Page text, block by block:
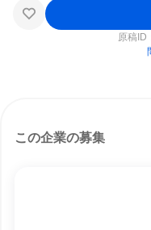
原稿ID
この企業の募集